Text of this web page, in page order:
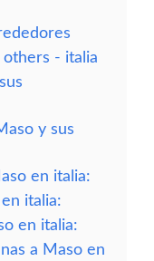
- italia
y sus
en italia:
italia:
en italia:
a Maso en